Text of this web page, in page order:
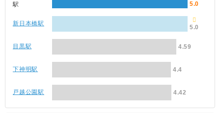
駅
5.0
新日本橋駅
5.0
目黒駅 4.59
下神明駅 4.4
戸越公園駅 4.42